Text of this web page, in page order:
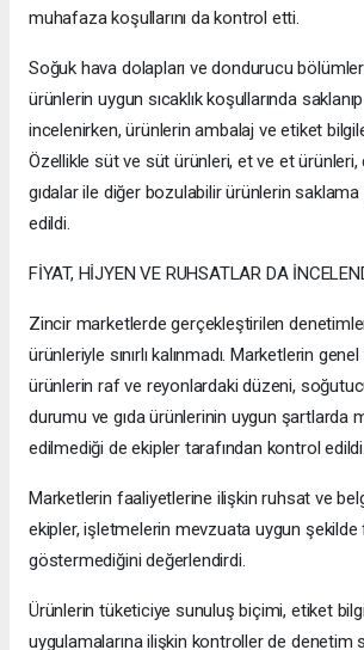
muhafaza koşullarını da kontrol etti.
Soğuk hava dolapları ve dondurucu
ürünlerin uygun sıcaklık koşullarında
incelenirken, ürünlerin ambalaj ve etiket
Özellikle süt ve süt ürünleri, et ve et
gıdalar ile diğer bozulabilir ürünlerin
edildi.
FİYAT, HİJYEN VE RUHSATLAR DA
Zincir marketlerde gerçekleştirilen
ürünleriyle sınırlı kalınmadı. Marketlerin
ürünlerin raf ve reyonlardaki düzeni,
durumu ve gıda ürünlerinin uygun şartlarda
edilmediği de ekipler tarafından kontrol edildi.
Marketlerin faaliyetlerine ilişkin ruhsat ve
ekipler, işletmelerin mevzuata uygun
göstermediğini değerlendirdi.
Ürünlerin tüketiciye sunuluş biçimi, etiket
uygulamalarına ilişkin kontroller de denetim